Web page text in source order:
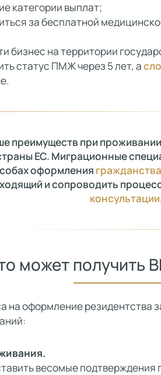
категории выплат;
за бесплатной
бизнес на территории
статус ПМЖ через 5 лет, а
преимуществ при
ЕС. Миграционные
оформления
и сопроводить
консультации
может получить
на оформление резидентства
весомые